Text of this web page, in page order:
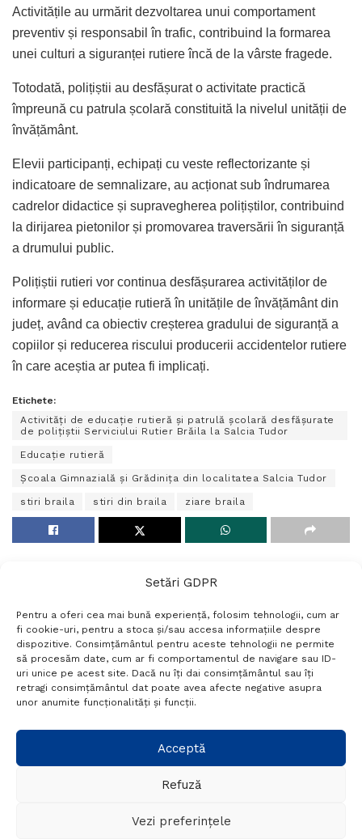
Setări GDPR
Pentru a oferi cea mai bună experiență, folosim tehnologii, cum ar
fi cookie-uri, pentru a stoca și/sau accesa informațiile despre
dispozitive. Consimțământul pentru aceste tehnologii ne permite
să procesăm date, cum ar fi comportamentul de navigare sau ID-
uri unice pe acest site. Dacă nu îți dai consimțământul sau îți
retragi consimțământul dat poate avea afecte negative asupra
unor anumite funcționalități și funcții.
Acceptă
Refuză
Vezi preferințele
Activitățile au urmărit dezvoltarea unui comportament
preventiv și responsabil în trafic, contribuind la formarea
unei culturi a siguranței rutiere încă de la vârste fragede.
Totodată, polițiștii au desfășurat o activitate practică
împreună cu patrula școlară constituită la nivelul unității de
învățământ.
Elevii participanți, echipați cu veste reflectorizante și
indicatoare de semnalizare, au acționat sub îndrumarea
cadrelor didactice și supravegherea polițiștilor, contribuind
la dirijarea pietonilor și promovarea traversării în siguranță
a drumului public.
Polițiștii rutieri vor continua desfășurarea activităților de
informare și educație rutieră în unitățile de învățământ din
județ, având ca obiectiv creșterea gradului de siguranță a
copiilor și reducerea riscului producerii accidentelor rutiere
în care aceștia ar putea fi implicați.
Etichete:
Activități de educație rutieră și patrulă școlară desfășurate
de polițiștii Serviciului Rutier Brăila la Salcia Tudor
Educație rutieră
Școala Gimnazială și Grădinița din localitatea Salcia Tudor
stiri braila stiri din braila ziare braila
Termeni si conditii
Politică de confidențialitate
Politica cookies
Setări GDPR
+40 788 760 194